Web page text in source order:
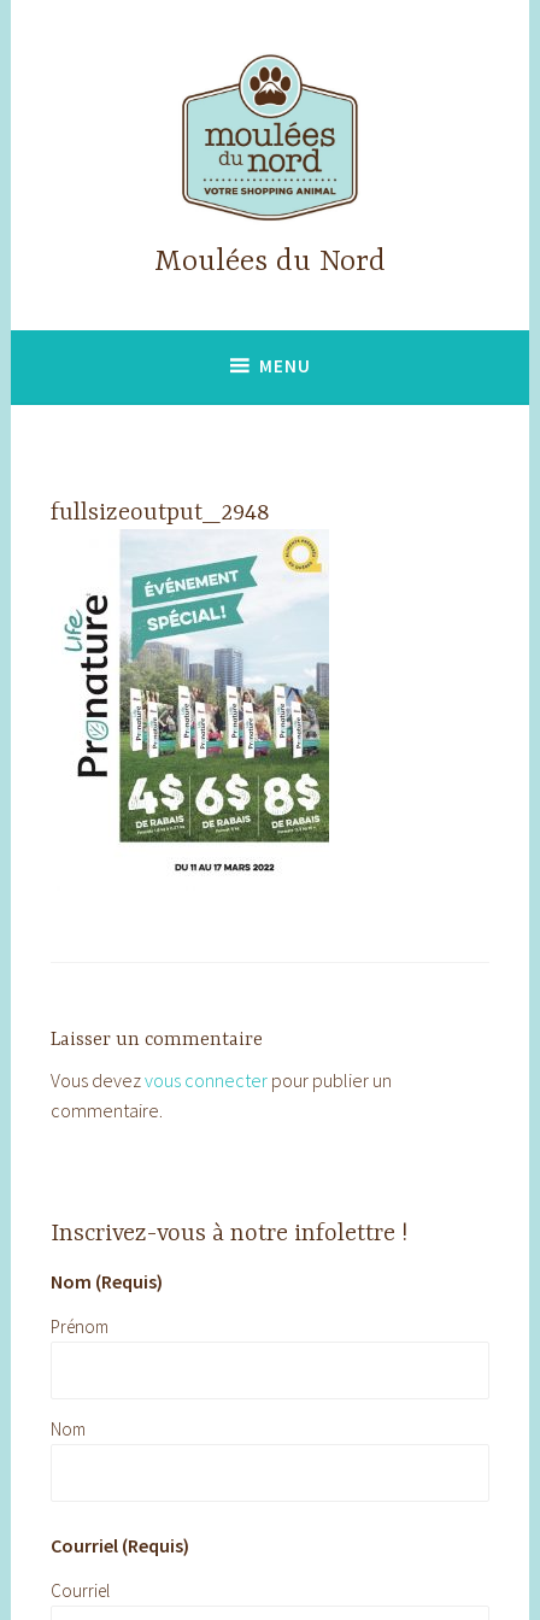
Moulées du Nord
MENU
fullsizeoutput_2948
Laisser un commentaire
Vous devezvous connecterpour publier un
commentaire.
Inscrivez-vous à notre infolettre !
Nom (Requis)
Prénom
Nom
Courriel (Requis)
Courriel